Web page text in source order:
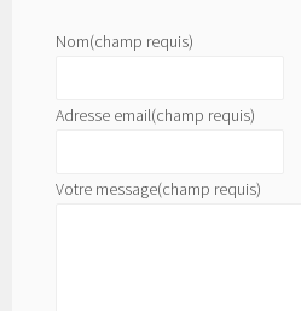
Nom(champ requis)
Adresse email(champ requis)
Votre message(champ requis)